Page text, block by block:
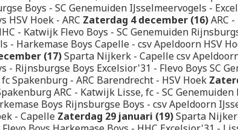
Boys - SC Genemuiden IJsselmeervogels -
HSV Hoek - ARC Zaterdag 4 december (16)ARC
- Katwijk Flevo Boys - SC Genemuiden
- Harkemase Boys Capelle - csv Apeldoorn HSV
(17)Sparta Nijkerk - Capelle csv
- Rijnsburgse Boys Excelsior'31 - Flevo Boys SC
Spakenburg - ARC Barendrecht - HSV Hoek
ARC - Katwijk Lisse, fc - SC Genemuiden
Boys Rijnsburgse Boys - csv Apeldoorn
- Capelle Zaterdag 29 januari (19)Sparta